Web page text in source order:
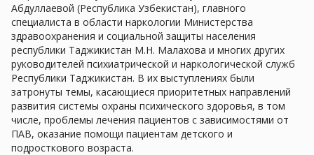
Абдуллаевой (Республика Узбекистан), главного
специалиста в области наркологии Министерства
здравоохранения и социальной защиты населения
республики Таджикистан М.Н. Малахова и многих других
руководителей психиатрической и наркологической служб
Республики Таджикистан. В их выступлениях были
затронуты темы, касающиеся приоритетных направлений
развития системы охраны психического здоровья, в том
числе, проблемы лечения пациентов с зависимостями от
ПАВ, оказание помощи пациентам детского и
подросткового возраста.